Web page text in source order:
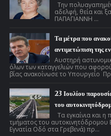
Την
αδελφή, θεία
ΠΑΠΑΓΙΑΝΝΗ ...
Τα μέτρα που
αντιμετώπιση της
Αυστηρή
όλων των καταγγελιών που
βίας ανακοίνωσε το Υπουργείο
23 Ιουλίου
του
Τα εγκαίνια και
τμήματος του
Εγνατία Οδό στα Γρεβενά) πρ...